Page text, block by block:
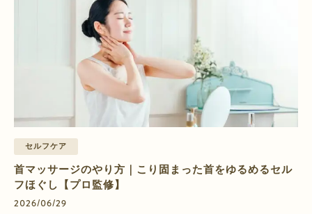
セルフケア
首マッサージのやり方｜こり固まった首をゆるめるセル
フほぐし【プロ監修】
2026/06/29